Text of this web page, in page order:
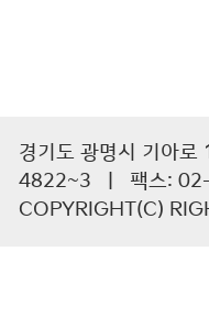
경기도 광명시 기아
4822~3 | 팩스:
COPYRIGHT(C)